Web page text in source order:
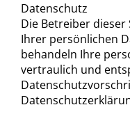
Datenschutz
Die Betreiber dieser
Ihrer persönlichen
behandeln Ihre
vertraulich und